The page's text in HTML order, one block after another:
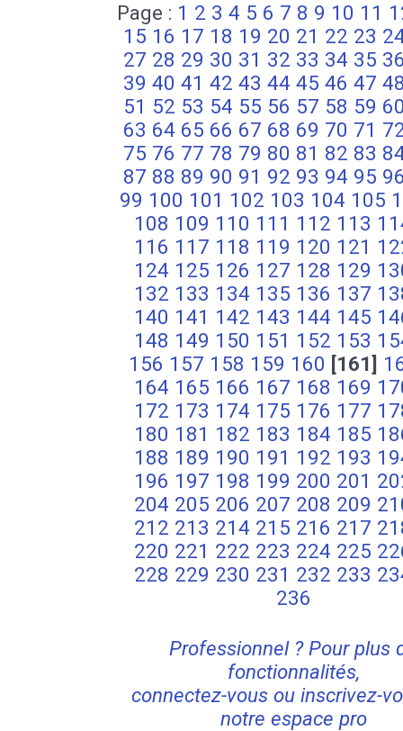
Page : 1 2 3 4 5 6 7 8 9 10 11
15 16 17 18 19 20 21 22 23
27 28 29 30 31 32 33 34 35
39 40 41 42 43 44 45 46 47
51 52 53 54 55 56 57 58 59
63 64 65 66 67 68 69 70 71
75 76 77 78 79 80 81 82 83
87 88 89 90 91 92 93 94 95
99 100 101 102 103 104 105
108 109 110 111 112 113
116 117 118 119 120 121
124 125 126 127 128 129
132 133 134 135 136 137
140 141 142 143 144 145
148 149 150 151 152 153
156 157 158 159 160 [161]
164 165 166 167 168 169
172 173 174 175 176 177
180 181 182 183 184 185
188 189 190 191 192 193
196 197 198 199 200 201
204 205 206 207 208 209
212 213 214 215 216 217
220 221 222 223 224 225
228 229 230 231 232 233
236
Professionnel ? Pour plus
fonctionnalités,
connectez-vous ou inscrivez-
notre espace pro